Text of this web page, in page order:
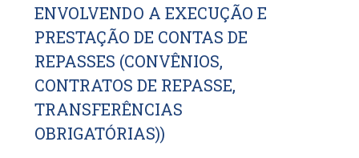
ENVOLVENDO A EXECUÇÃO E
PRESTAÇÃO DE CONTAS DE
REPASSES (CONVÊNIOS,
CONTRATOS DE REPASSE,
TRANSFERÊNCIAS
OBRIGATÓRIAS))